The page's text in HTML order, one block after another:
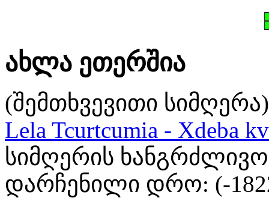
ახლა ეთერშია
(შემთხვევითი სიმღერა)
Lela Tcurtcumia - Xdeba
სიმღერის
დარჩენილი დრო: (-